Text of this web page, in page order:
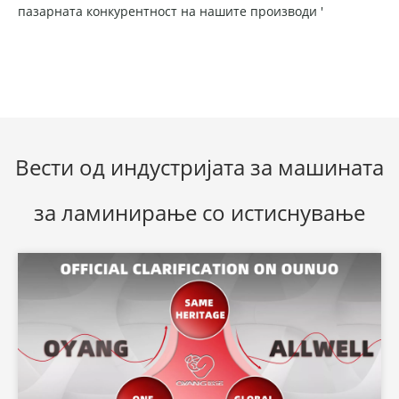
пазарната конкурентност на нашите производи '
Вести од индустријата за машината
за ламинирање со истиснување